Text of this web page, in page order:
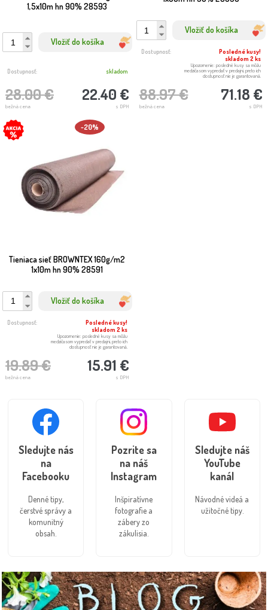
1,5x10m hn 90% 28593
Vložiť do košíka
28.00 €
bežná cena
22.40 €
s DPH
Dostupnosť: skladom
Vložiť do košíka
88.97 €
bežná cena
71.18 €
s DPH
Dostupnosť:
Posledné kusy!
skladom 2 ks
Upozornenie: posledné kusy sa môžu
medzičasom vypredať v predajni, preto ich
dostupnosť nie je garantovaná.
Tieniaca sieť BROWNTEX 160g/m2
1x10m hn 90% 28591
-20%
Vložiť do košíka
19.89 €
bežná cena
15.91 €
s DPH
Dostupnosť:
Posledné kusy!
skladom 2 ks
Upozornenie: posledné kusy sa môžu
medzičasom vypredať v predajni, preto ich
dostupnosť nie je garantovaná.
Sledujte nás
na
Facebooku
Denné tipy,
čerstvé správy a
komunitný
obsah.
Pozrite sa
na náš
Instagram
Inšpiratívne
fotografie a
zábery zo
zákulisia.
Sledujte náš
YouTube
kanál
Návodné videá a
užitočné tipy.